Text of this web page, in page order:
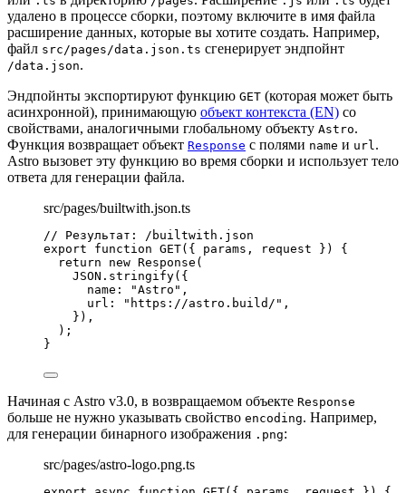
удалено в процессе сборки, поэтому включите в имя файла
расширение данных, которые вы хотите создать. Например,
файл src/pages/data.json.ts сгенерирует эндпойнт
/data.json.
Эндпойнты экспортируют функцию GET (которая может быть
асинхронной), принимающую объект контекста (EN) со
свойствами, аналогичными глобальному объекту Astro.
Функция возвращает объект Response с полями name и url .
Astro вызовет эту функцию во время сборки и использует тело
ответа для генерации файла.
src/pages/builtwith.json.ts
// Результат: /builtwith.json
export
function GET( { params , request } )
{
return
new Response (
JSON . stringify({
name:
"Astro " ,
url:
" https://astro.build/ " ,
}) ,
);
}
Начиная с Astro v3.0, в возвращаемом объекте Response
больше не нужно указывать свойство encoding. Например,
для генерации бинарного изображения .png:
src/pages/astro-logo.png.ts